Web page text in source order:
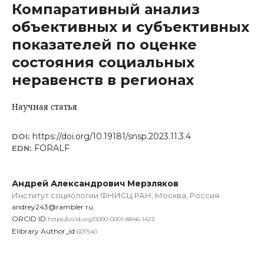
Компаративный анализ
объективных и субъективных
показателей по оценке
состояния социальных
неравенств в регионах
Научная статья
DOI: https://doi.org/10.19181/snsp.2023.11.3.4
EDN: FORALF
Андрей Александрович Мерзляков
Институт социологии ФНИСЦ РАН, Москва, Россия
andrey243@rambler.ru
ORCID ID https://orcid.org/0000-0001-8846-1423
Elibrary Author_id 607540